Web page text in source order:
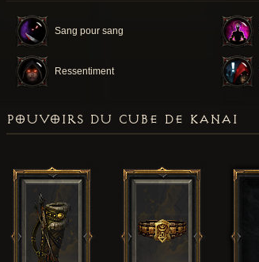
Sang pour sang
Ressentiment
POUVOIRS DU CUBE DE KANAI